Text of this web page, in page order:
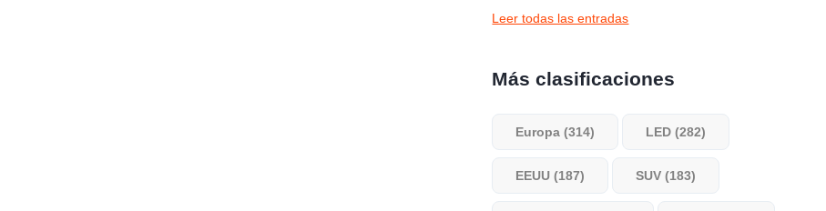
Leer todas las entradas
Más clasificaciones
Europa (314) LED (282)
EEUU (187) SUV (183)